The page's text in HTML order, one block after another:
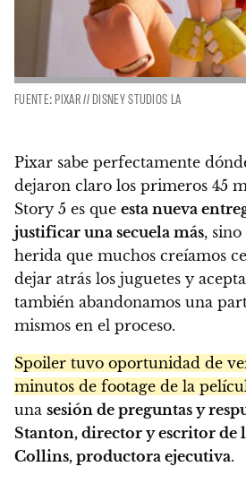
FUENTE: PIXAR // DISNEY STUDIOS LA
Pixar sabe perfectamente
dejaron claro los primeros 45
Story 5 es que esta nueva
justificar una secuela más,
herida que muchos creíamos
dejar atrás los juguetes y
también abandonamos una
mismos en el proceso.
Spoiler tuvo oportunidad de
minutos de footage de la
una sesión de preguntas y
Stanton, director y escritor de
Collins, productora ejecutiva.